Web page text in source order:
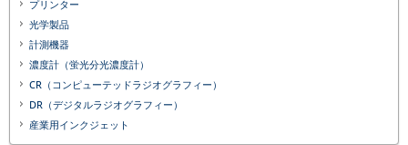
プリンター
光学製品
計測機器
濃度計（蛍光分光濃度計）
CR（コンピューテッドラジオグラフィー）
DR（デジタルラジオグラフィー）
産業用インクジェット